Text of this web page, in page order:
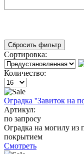
Сортировка:
Количество:
Оградка ''Завиток на
Артикул:
по запросу
Оградка на могилу
покрытием
Смотреть